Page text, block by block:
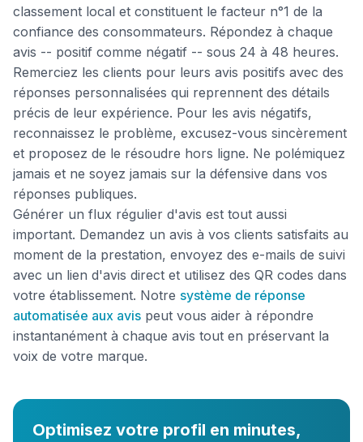
classement local et constituent le facteur n°1 de la
confiance des consommateurs. Répondez à chaque
avis -- positif comme négatif -- sous 24 à 48 heures.
Remerciez les clients pour leurs avis positifs avec des
réponses personnalisées qui reprennent des détails
précis de leur expérience. Pour les avis négatifs,
reconnaissez le problème, excusez-vous sincèrement
et proposez de le résoudre hors ligne. Ne polémiquez
jamais et ne soyez jamais sur la défensive dans vos
réponses publiques.
Générer un flux régulier d'avis est tout aussi
important. Demandez un avis à vos clients satisfaits au
moment de la prestation, envoyez des e-mails de suivi
avec un lien d'avis direct et utilisez des QR codes dans
votre établissement. Notre système de réponse
automatisée aux avis peut vous aider à répondre
instantanément à chaque avis tout en préservant la
voix de votre marque.
Optimisez votre profil en minutes,